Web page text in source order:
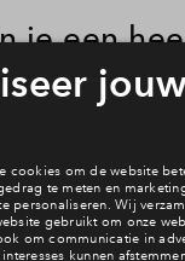
je een